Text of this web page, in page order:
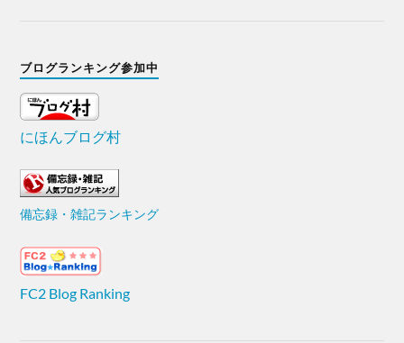
ブログランキング参加中
にほんブログ村
備忘録・雑記ランキング
FC2 Blog Ranking